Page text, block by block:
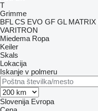
T
Grimme
BFL CS EVO GF GL MATRIX
VARITRON
Miedema Ropa
Keiler
Skals
Lokacija
Iskanje v polmeru
Slovenija Evropa